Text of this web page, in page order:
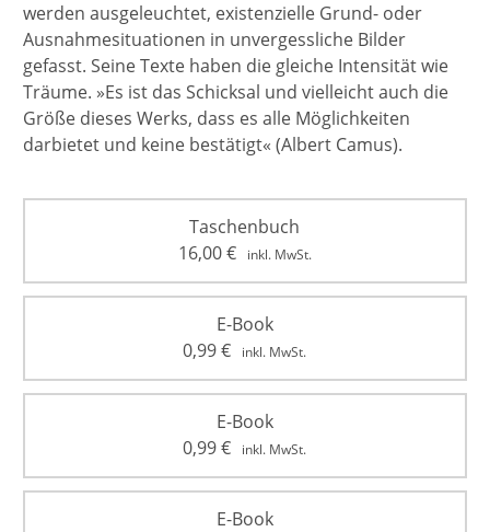
werden ausgeleuchtet, existenzielle Grund- oder
Ausnahmesituationen in unvergessliche Bilder
gefasst. Seine Texte haben die gleiche Intensität wie
Träume. »Es ist das Schicksal und vielleicht auch die
Größe dieses Werks, dass es alle Möglichkeiten
darbietet und keine bestätigt« (Albert Camus).
Taschenbuch
16,00€ inkl. MwSt.
E-Book
0,99€ inkl. MwSt.
E-Book
0,99€ inkl. MwSt.
E-Book